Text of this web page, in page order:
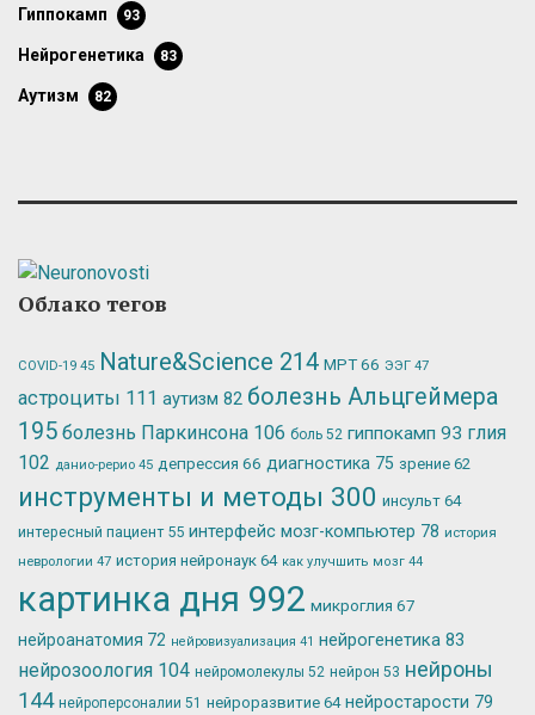
гиппокамп 93
нейрогенетика 83
аутизм 82
Облако тегов
COVID-19 45 Nature&Science 214 МРТ66 ЭЭГ 47
астроциты 111 аутизм 82 болезнь Альцгеймера
195 болезнь Паркинсона 106 боль 52 гиппокамп 93 глия
102 данио-рерио 45 депрессия 66 диагностика 75 зрение 62
инструменты и методы 300 инсульт 64
интересный пациент 55 интерфейс мозг-компьютер 78 история
неврологии 47 история нейронаук 64 как улучшить мозг 44
картинка дня 992 микроглия 67
нейроанатомия 72 нейровизуализация 41 нейрогенетика 83
нейрозоология 104 нейромолекулы 52 нейрон 53 нейроны
144 нейроперсоналии 51 нейроразвитие 64 нейростарости 79